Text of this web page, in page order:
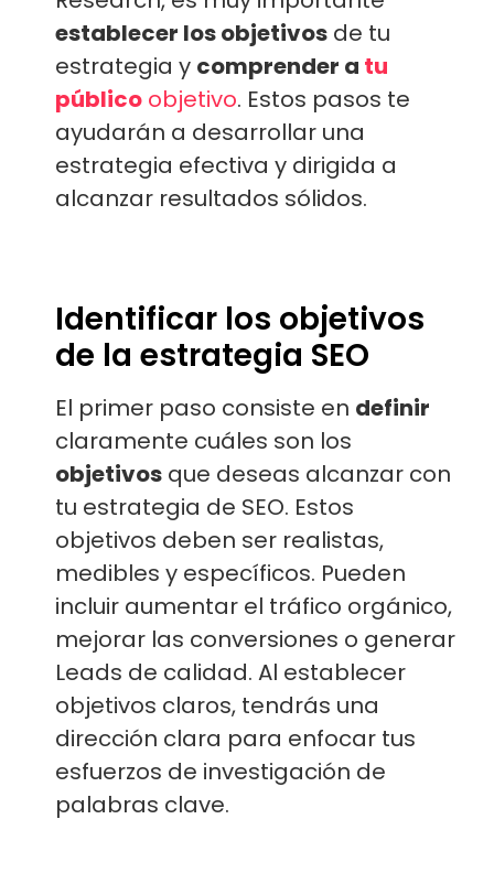
establecer los objetivos de tu
estrategia y comprender a tu
público objetivo. Estos pasos te
ayudarán a desarrollar una
estrategia efectiva y dirigida a
alcanzar resultados sólidos.
Identificar los objetivos
de la estrategia SEO
El primer paso consiste en definir
claramente cuáles son los
objetivos que deseas alcanzar con
tu estrategia de SEO. Estos
objetivos deben ser realistas,
medibles y específicos. Pueden
incluir aumentar el tráfico orgánico,
mejorar las conversiones o generar
Leads de calidad. Al establecer
objetivos claros, tendrás una
dirección clara para enfocar tus
esfuerzos de investigación de
palabras clave.